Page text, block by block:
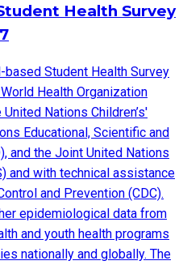
Health Survey
Student Health Survey
Health Organization
Nations Children’s'
Educational, Scientific and
and the Joint United Nations
and with technical assistance
and Prevention (CDC).
epidemiological data from
and youth health programs
nationally and globally. The